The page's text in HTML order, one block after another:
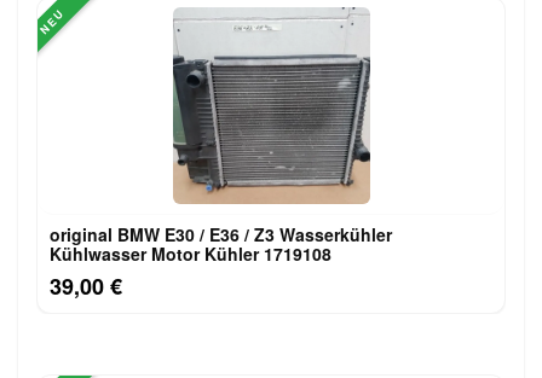
NEU
original BMW E30 / E36 / Z3 Wasserkühler
Kühlwasser Motor Kühler 1719108
39,00 €